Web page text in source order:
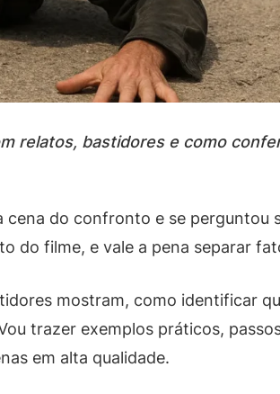
relatos, bastidores e como
do confronto e se perguntou
do filme, e vale a pena separar
mostram, como identificar
trazer exemplos práticos,
em alta qualidade.